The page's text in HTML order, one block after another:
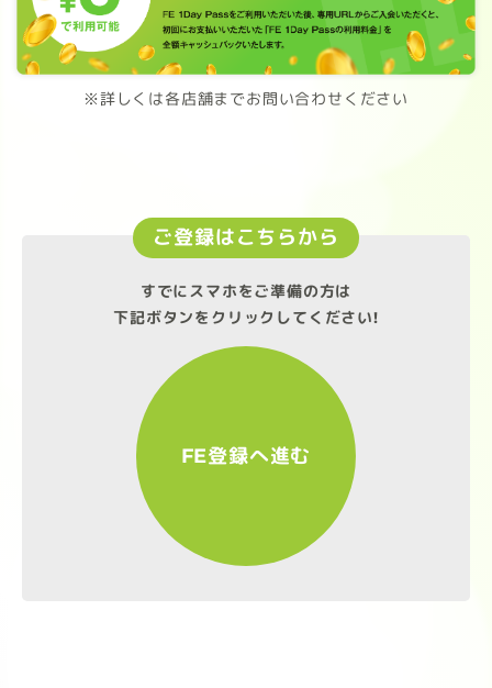
※詳しくは各店舗までお問い合わせください
ご登録はこちらから
すでにスマホをご準備の方は
下記ボタンをクリックしてください!
FE登録へ進む